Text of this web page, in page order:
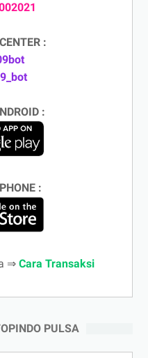
:
:
:
⇒ Cara Transaksi
PULSA